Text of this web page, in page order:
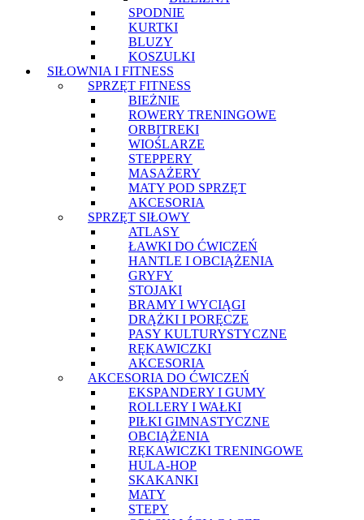
SPODNIE
KURTKI
BLUZY
KOSZULKI
SIŁOWNIA I FITNESS
SPRZĘT FITNESS
BIEŻNIE
ROWERY TRENINGOWE
ORBITREKI
WIOŚLARZE
STEPPERY
MASAŻERY
MATY POD SPRZĘT
AKCESORIA
SPRZĘT SIŁOWY
ATLASY
ŁAWKI DO ĆWICZEŃ
HANTLE I OBCIĄŻENIA
GRYFY
STOJAKI
BRAMY I WYCIĄGI
DRĄŻKI I PORĘCZE
PASY KULTURYSTYCZNE
RĘKAWICZKI
AKCESORIA
AKCESORIA DO ĆWICZEŃ
EKSPANDERY I GUMY
ROLLERY I WAŁKI
PIŁKI GIMNASTYCZNE
OBCIĄŻENIA
RĘKAWICZKI TRENINGOWE
HULA-HOP
SKAKANKI
MATY
STEPY